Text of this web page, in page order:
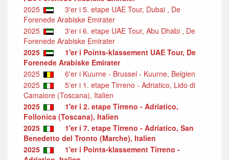
2025
3'er i 5. etape UAE Tour, Dubai , De
Forenede Arabiske Emirater
2025
3'er i 6. etape UAE Tour, Abu Dhabi , De
Forenede Arabiske Emirater
2025
1'er i Points-klassement UAE Tour, De
Forenede Arabiske Emirater
2025
6'er i Kuurne - Brussel - Kuurne, Belgien
2025
5'er i 1. etape Tirreno - Adriatico, Lido di
Camaiore (Toscana), Italien
2025
1'er i 2. etape Tirreno - Adriatico,
Follonica (Toscana), Italien
2025
1'er i 7. etape Tirreno - Adriatico, San
Benedetto del Tronto (Marche), Italien
2025
1'er i Points-klassement Tirreno -